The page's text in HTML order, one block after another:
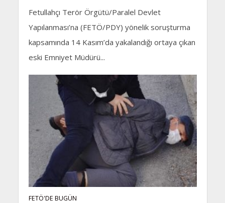
Fetullahçı Terör Örgütü/Paralel Devlet
Yapılanması’na (FETÖ/PDY) yönelik soruşturma
kapsamında 14 Kasım’da yakalandığı ortaya çıkan
eski Emniyet Müdürü...
FETÖ'DE BUGÜN